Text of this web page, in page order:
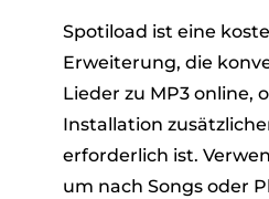
Spotiload ist eine
Erweiterung, die
Lieder zu MP3 online,
Installation
erforderlich ist.
um nach Songs oder